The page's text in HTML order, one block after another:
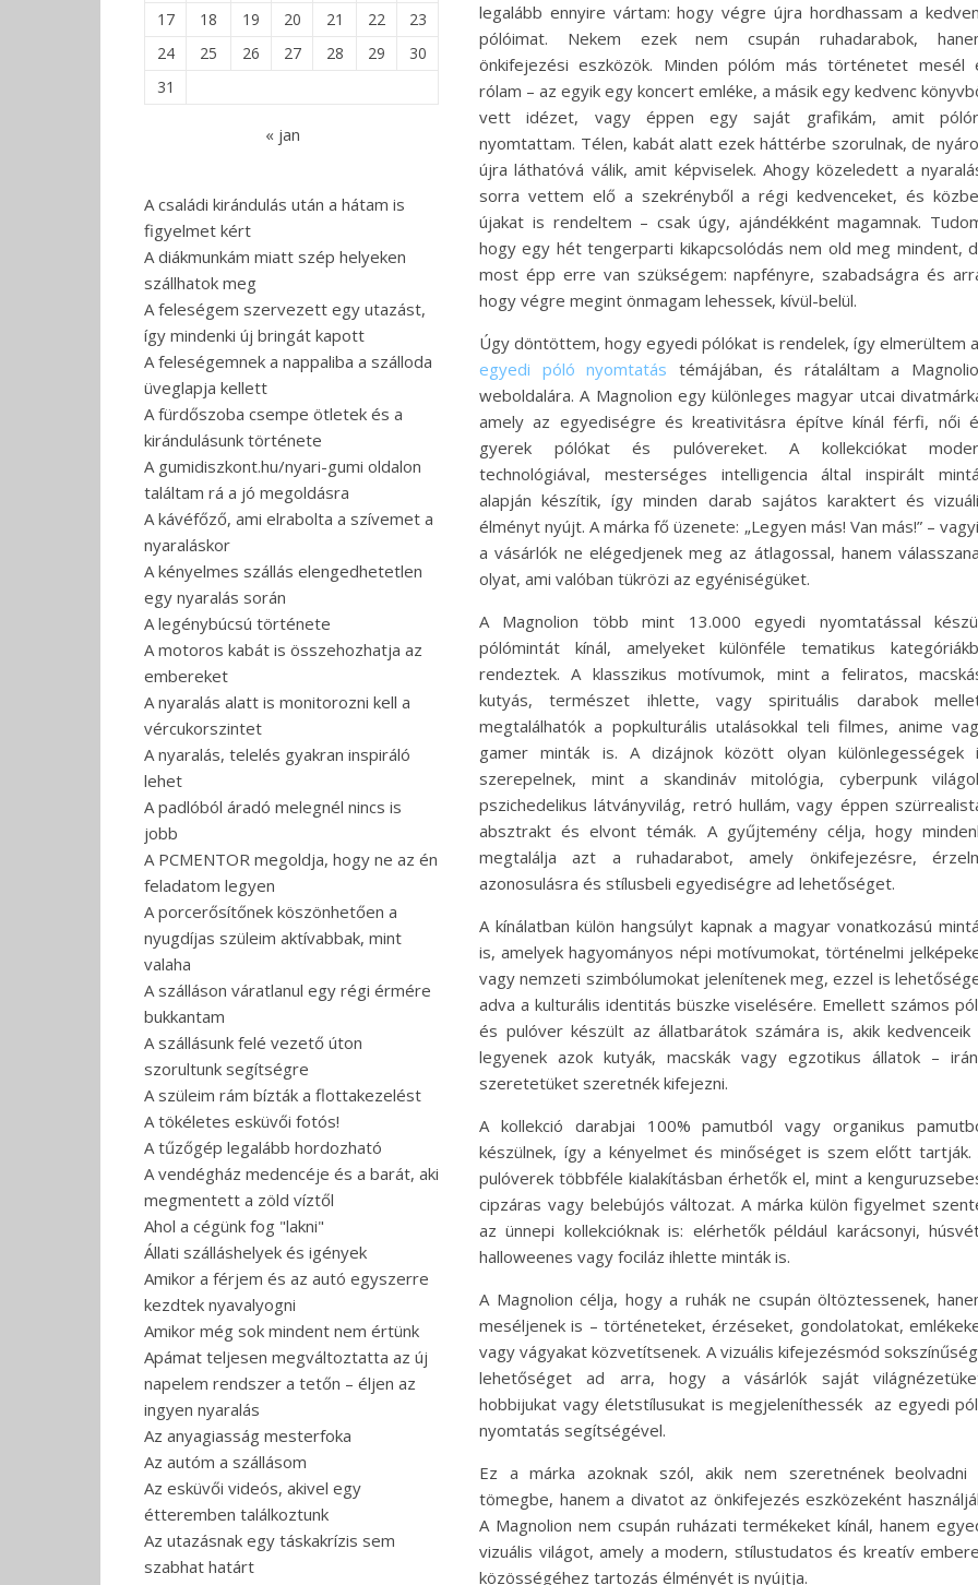
17
18 19 20 21 22
23
24
25 26 27 28 29
30
31
« jan
A családi kirándulás után a hátam is
figyelmet kért
A diákmunkám miatt szép helyeken
szállhatok meg
A feleségem szervezett egy utazást,
így mindenki új bringát kapott
A feleségemnek a nappaliba a szálloda
üveglapja kellett
A fürdőszoba csempe ötletek és a
kirándulásunk története
A gumidiszkont.hu/nyari-gumi oldalon
találtam rá a jó megoldásra
A kávéfőző, ami elrabolta a szívemet a
nyaraláskor
A kényelmes szállás elengedhetetlen
egy nyaralás során
A legénybúcsú története
A motoros kabát is összehozhatja az
embereket
A nyaralás alatt is monitorozni kell a
vércukorszintet
A nyaralás, telelés gyakran inspiráló
lehet
A padlóból áradó melegnél nincs is
jobb
A PCMENTOR megoldja, hogy ne az én
feladatom legyen
A porcerősítőnek köszönhetően a
nyugdíjas szüleim aktívabbak, mint
valaha
A szálláson váratlanul egy régi érmére
bukkantam
A szállásunk felé vezető úton
szorultunk segítségre
A szüleim rám bízták a flottakezelést
A tökéletes esküvői fotós!
A tűzőgép legalább hordozható
A vendégház medencéje és a barát, aki
megmentett a zöld víztől
Ahol a cégünk fog "lakni"
Állati szálláshelyek és igények
Amikor a férjem és az autó egyszerre
kezdtek nyavalyogni
Amikor még sok mindent nem értünk
Apámat teljesen megváltoztatta az új
napelem rendszer a tetőn – éljen az
ingyen nyaralás
Az anyagiasság mesterfoka
Az autóm a szállásom
Az esküvői videós, akivel egy
étteremben találkoztunk
Az utazásnak egy táskakrízis sem
szabhat határt
legalább ennyire vártam: hogy végre újra hordhassam a
pólóimat. Nekem ezek nem csupán ruhadarabok,
önkifejezési eszközök. Minden pólóm más történetet mesél
rólam – az egyik egy koncert emléke, a másik egy kedvenc
vett idézet, vagy éppen egy saját grafikám, amit
nyomtattam. Télen, kabát alatt ezek háttérbe szorulnak, de
újra láthatóvá válik, amit képviselek. Ahogy közeledett a
sorra vettem elő a szekrényből a régi kedvenceket, és
újakat is rendeltem – csak úgy, ajándékként magamnak.
hogy egy hét tengerparti kikapcsolódás nem old meg mindent,
most épp erre van szükségem: napfényre, szabadságra és
hogy végre megint önmagam lehessek, kívül-belül.
Úgy döntöttem, hogy egyedi pólókat is rendelek, így elmerültem
egyedi póló nyomtatás témájában, és rátaláltam a
weboldalára. A Magnolion egy különleges magyar utcai
amely az egyediségre és kreativitásra építve kínál férfi, női
gyerek pólókat és pulóvereket. A kollekciókat
technológiával, mesterséges intelligencia által inspirált
alapján készítik, így minden darab sajátos karaktert és
élményt nyújt. A márka fő üzenete: „Legyen más! Van más!” –
a vásárlók ne elégedjenek meg az átlagossal, hanem
olyat, ami valóban tükrözi az egyéniségüket.
A Magnolion több mint 13.000 egyedi nyomtatással
pólómintát kínál, amelyeket különféle tematikus
rendeztek. A klasszikus motívumok, mint a feliratos,
kutyás, természet ihlette, vagy spirituális darabok
megtalálhatók a popkulturális utalásokkal teli filmes, anime
gamer minták is. A dizájnok között olyan különlegességek
szerepelnek, mint a skandináv mitológia, cyberpunk
pszichedelikus látványvilág, retró hullám, vagy éppen
absztrakt és elvont témák. A gyűjtemény célja, hogy
megtalálja azt a ruhadarabot, amely önkifejezésre,
azonosulásra és stílusbeli egyediségre ad lehetőséget.
A kínálatban külön hangsúlyt kapnak a magyar vonatkozású
is, amelyek hagyományos népi motívumokat, történelmi
vagy nemzeti szimbólumokat jelenítenek meg, ezzel is
adva a kulturális identitás büszke viselésére. Emellett számos
és pulóver készült az állatbarátok számára is, akik kedvenceik
legyenek azok kutyák, macskák vagy egzotikus állatok –
szeretetüket szeretnék kifejezni.
A kollekció darabjai 100% pamutból vagy organikus
készülnek, így a kényelmet és minőséget is szem előtt tartják.
pulóverek többféle kialakításban érhetők el, mint a
cipzáras vagy belebújós változat. A márka külön figyelmet
az ünnepi kollekcióknak is: elérhetők például karácsonyi,
halloweenes vagy fociláz ihlette minták is.
A Magnolion célja, hogy a ruhák ne csupán öltöztessenek,
meséljenek is – történeteket, érzéseket, gondolatokat,
vagy vágyakat közvetítsenek. A vizuális kifejezésmód
lehetőséget ad arra, hogy a vásárlók saját
hobbijukat vagy életstílusukat is megjeleníthessék az egyedi
nyomtatás segítségével.
Ez a márka azoknak szól, akik nem szeretnének beolvadni
tömegbe, hanem a divatot az önkifejezés eszközeként
A Magnolion nem csupán ruházati termékeket kínál, hanem
vizuális világot, amely a modern, stílustudatos és kreatív
közösségéhez tartozás élményét is nyújtja.